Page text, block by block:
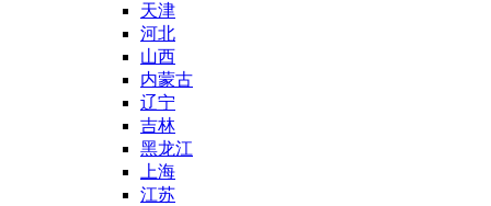
天津
河北
山西
内蒙古
辽宁
吉林
黑龙江
上海
江苏